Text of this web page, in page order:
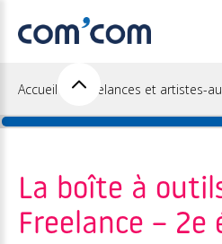
Accueil Freelances et artistes-
La boîte à
Freelance – 2e